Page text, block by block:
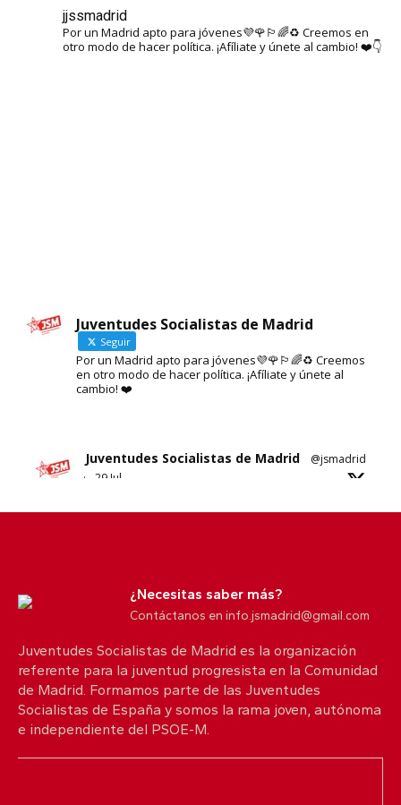
jjssmadrid
Por un Madrid apto para jóvenes💜🌹🏳️‍🌈♻️ Creemos en
otro modo de hacer política. ¡Afíliate y únete al cambio! ❤️👇
Cargar más Seguir en Instagram
Juventudes Socialistas de Madrid
Seguir
Por un Madrid apto para jóvenes💜🌹🏳️‍🌈♻️ Creemos
en otro modo de hacer política. ¡Afíliate y únete al
cambio! ❤️
Juventudes Socialistas de Madrid
@jsmadrid
·
29 Jul
5 10
Juventudes Socialistas de Madrid
25 Jul
Comunicado JSM
Con quien nos protege. Con quienes lo han
¿Necesitas saber más?
Contáctanos en info.jsmadrid@gmail.com
Juventudes Socialistas de Madrid es la organización
referente para la juventud progresista en la Comunidad
de Madrid. Formamos parte de las Juventudes
Socialistas de España y somos la rama joven, autónoma
e independiente del PSOE-M.